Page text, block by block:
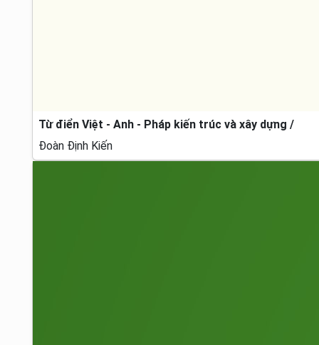
Từ điển Việt - Anh - Pháp kiến trúc và xây dựng /
Đoàn Định Kiến